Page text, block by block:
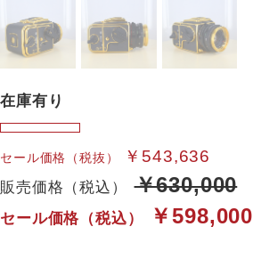
在庫有り
セール価格（税抜） ￥543,636
販売価格（税込） ￥630,000
セール価格（税込） ￥598,000